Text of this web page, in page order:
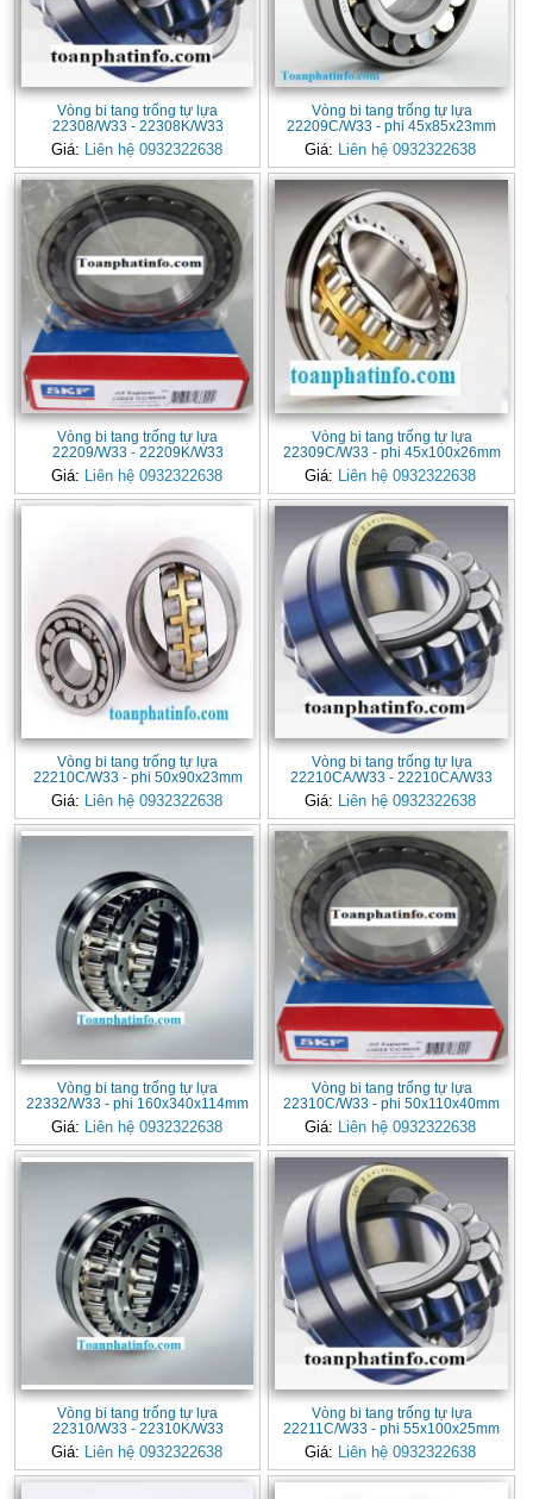
Vòng bi tang trống tự lựa
22308/W33 - 22308K/W33
Giá: Liên hệ 0932322638
Vòng bi tang trống tự lựa
22209C/W33 - phi 45x85x23mm
Giá: Liên hệ 0932322638
Vòng bi tang trống tự lựa
22209/W33 - 22209K/W33
Giá: Liên hệ 0932322638
Vòng bi tang trống tự lựa
22309C/W33 - phi 45x100x26mm
Giá: Liên hệ 0932322638
Vòng bi tang trống tự lựa
22210C/W33 - phi 50x90x23mm
Giá: Liên hệ 0932322638
Vòng bi tang trống tự lựa
22210CA/W33 - 22210CA/W33
Giá: Liên hệ 0932322638
Vòng bi tang trống tự lựa
22332/W33 - phi 160x340x114mm
Giá: Liên hệ 0932322638
Vòng bi tang trống tự lựa
22310C/W33 - phi 50x110x40mm
Giá: Liên hệ 0932322638
Vòng bi tang trống tự lựa
22310/W33 - 22310K/W33
Giá: Liên hệ 0932322638
Vòng bi tang trống tự lựa
22211C/W33 - phi 55x100x25mm
Giá: Liên hệ 0932322638